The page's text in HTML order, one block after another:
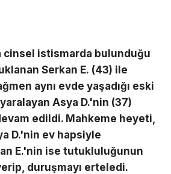
cinsel istismarda bulunduğu
Serkan E. (43) ile
aynı evde yaşadığı eski
Asya D.'nin (37)
edildi. Mahkeme heyeti,
D.'nin ev hapsiyle
E.'nin ise tutukluluğunun
duruşmayı erteledi.